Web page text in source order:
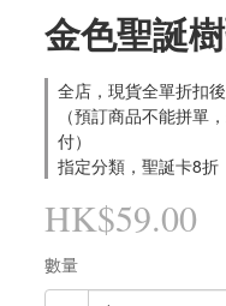
金色聖誕
全店，現貨全單折扣
（預訂商品不能拼單
付）
指定分類，聖誕卡8折
HK$59.00
數量